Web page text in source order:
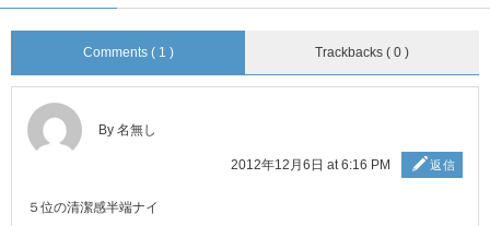
Comments ( 1 ) Trackbacks ( 0 )
By 名無し
2012年12月6日 at 6:16 PM 返信
５位の清潔感半端ナイ